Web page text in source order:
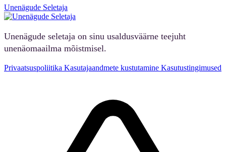
Unenägude Seletaja
Unenägude seletaja on sinu usaldusväärne teejuht
unenäomaailma mõistmisel.
Privaatsuspoliitika Kasutajaandmete kustutamine Kasutustingimused